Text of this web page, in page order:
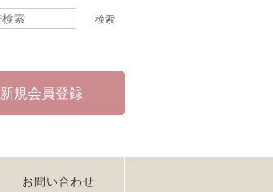
新規会員登録
お問い合わせ